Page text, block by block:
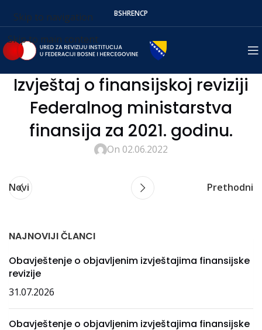
Skip to navigation
Skip to main content
BSHRENСР
Izvještaj o finansijskoj reviziji
Federalnog ministarstva
finansija za 2021. godinu.
On 02.06.2022
Novi Prethodni
NAJNOVIJI ČLANCI
Obavještenje o objavljenim izvještajima finansijske
revizije
31.07.2026
Obavještenje o objavljenim izvještajima finansijske